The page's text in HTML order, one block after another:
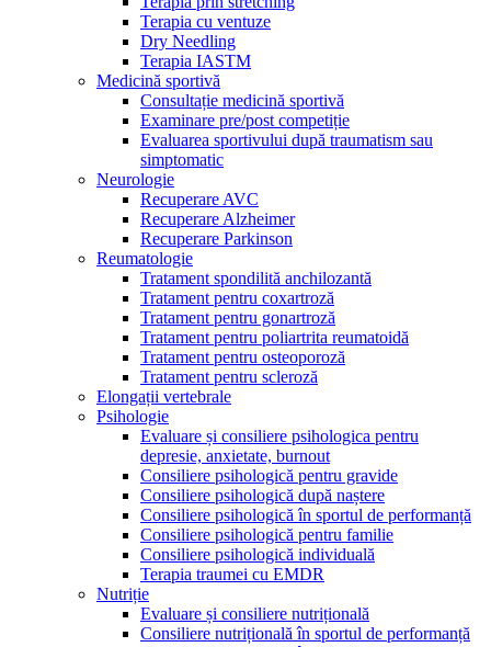
Terapia cu ventuze
Dry Needling
Terapia IASTM
Medicină sportivă
Consultație medicină sportivă
Examinare pre/post competiție
Evaluarea sportivului după traumatism sau
simptomatic
Neurologie
Recuperare AVC
Recuperare Alzheimer
Recuperare Parkinson
Reumatologie
Tratament spondilită anchilozantă
Tratament pentru coxartroză
Tratament pentru gonartroză
Tratament pentru poliartrita reumatoidă
Tratament pentru osteoporoză
Tratament pentru scleroză
Elongații vertebrale
Psihologie
Evaluare și consiliere psihologica pentru
depresie, anxietate, burnout
Consiliere psihologică pentru gravide
Consiliere psihologică după naștere
Consiliere psihologică în sportul de performanță
Consiliere psihologică pentru familie
Consiliere psihologică individuală
Terapia traumei cu EMDR
Nutriție
Evaluare și consiliere nutrițională
Consiliere nutrițională în sportul de performanță